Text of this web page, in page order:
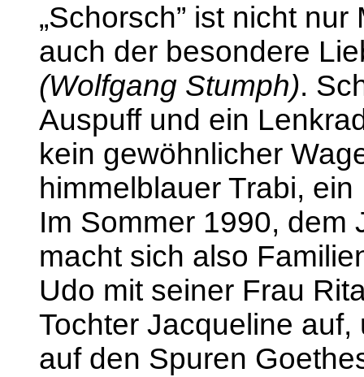
„Schorsch” ist nicht
auch der besondere
(Wolfgang Stumph).
Auspuff und ein
kein gewöhnlicher
himmelblauer Trabi,
Im Sommer 1990, dem
macht sich also
Udo mit seiner Frau
Tochter Jacqueline auf,
auf den Spuren